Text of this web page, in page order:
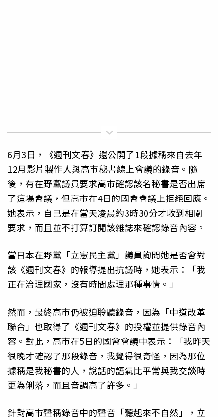
6月3日，《週刊文春》還公開了1段據稱來自去年
12月影片製作人與高市秘書線上會議的錄音。隨
後，有在野黨議員要求高市確認該名秘書是否出席
了這場會議，但高市在4日的國會會議上拒絕回應。
她表示，自己是在當天凌晨約3時30分才收到相關
要求，而且並不打算訂閱該雜誌來確認錄音內容。
當日本在野黨「立憲民主黨」議員詢問她是否會對
該《週刊文春》的報導提出抗議時，她表示：「我
正在治理國家，沒有時間處理那種事情。」
然而，最終高市仍被迫聆聽錄音，因為「中道改革
聯合」也取得了《週刊文春》的授權並提供錄音內
容。對此，高市在5日的國會會議中表示：「我昨天
很晚才確認了那段錄音，我覺得很奇怪，因為那位
據稱是我秘書的人，說話的語氣比平常與我交談時
更為俐落，而且音調高了許多。」
針對高市聲稱錄音中的聲音「聽起來不自然」，立